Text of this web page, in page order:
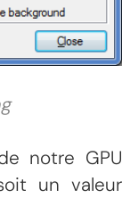
notre GPU
un valeur